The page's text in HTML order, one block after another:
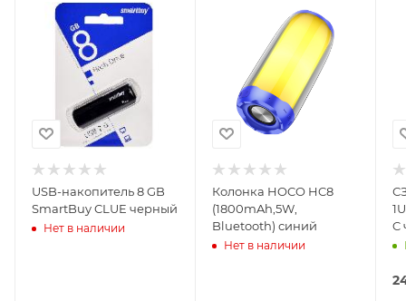
USB-накопитель 8 GB
SmartBuy CLUE черный
Нет в наличии
Колонка HOCO HC8
(1800mAh,5W,
Bluetooth) синий
Нет в наличии
C